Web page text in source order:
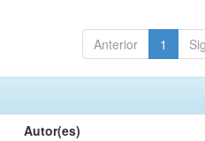
Anterior 1
Autor(es)